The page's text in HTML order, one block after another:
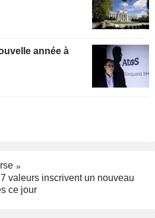
valeurs inscrivent un nouveau
ce jour